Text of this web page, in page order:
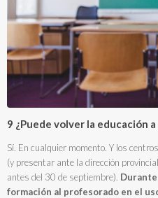
9 ¿Puede volver la educación
Sí. En cualquier momento. Y los
(y presentar ante la dirección
antes del 30 de septiembre). Durante
formación al profesorado en el